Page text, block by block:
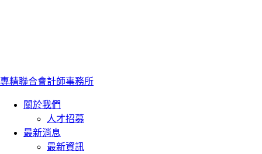
專精聯合會計師事務所
關於我們
人才招募
最新消息
最新資訊